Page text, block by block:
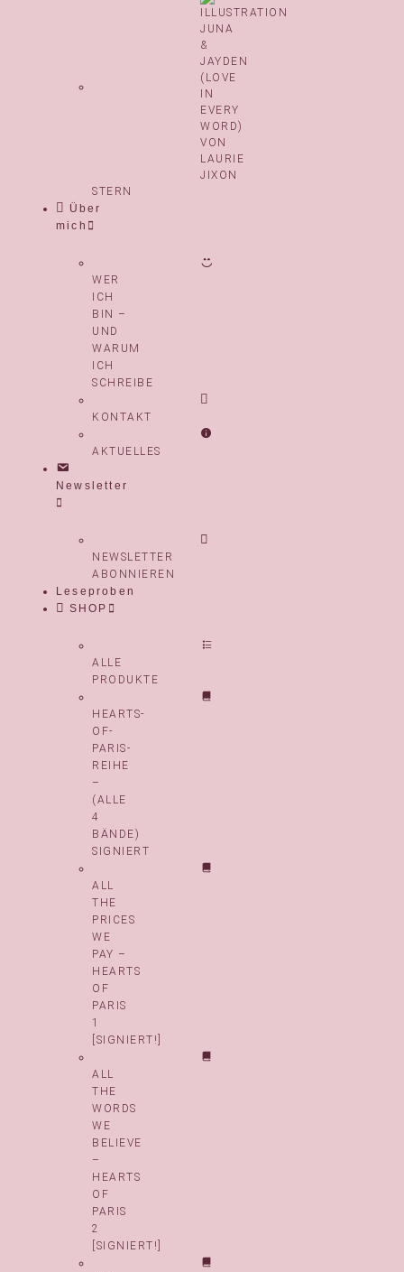
STERN
Über
mich
WER
ICH
BIN –
UND
WARUM
ICH
SCHREIBE
KONTAKT
AKTUELLES
Newsletter
NEWSLETTER
ABONNIEREN
Leseproben
SHOP
ALLE
PRODUKTE
HEARTS-
OF-
PARIS-
REIHE
–
(ALLE
4
BÄNDE)
SIGNIERT
ALL
THE
PRICES
WE
PAY –
HEARTS
OF
PARIS
1
[SIGNIERT!]
ALL
THE
WORDS
WE
BELIEVE
–
HEARTS
OF
PARIS
2
[SIGNIERT!]